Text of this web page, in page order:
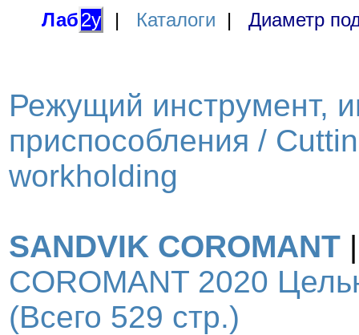
Лаб2у | Каталоги | Диаметр
Режущий инструмент,
приспособления /
workholding
SANDVIK COROMANT
COROMANT 2020
(Всего 529 стр.)